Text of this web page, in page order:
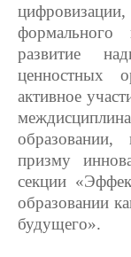
формального
развитие
ценностных
активное
образовании,
призму
секции
образовании
будущего».